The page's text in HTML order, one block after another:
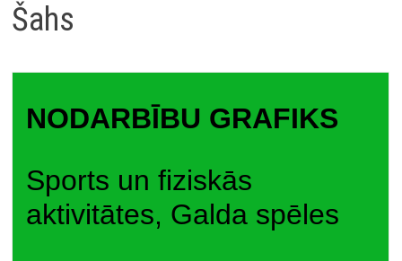
Šahs
NODARBĪBU GRAFIKS
Sports un fiziskās
aktivitātes, Galda spēles